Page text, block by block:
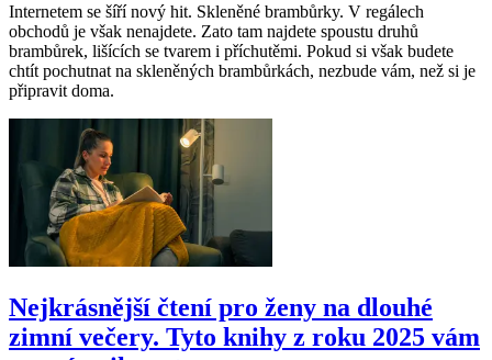
Internetem se šíří nový hit. Skleněné brambůrky. V regálech
obchodů je však nenajdete. Zato tam najdete spoustu druhů
brambůrek, lišících se tvarem i příchutěmi. Pokud si však budete
chtít pochutnat na skleněných brambůrkách, nezbude vám, než si je
připravit doma.
Nejkrásnější čtení pro ženy na dlouhé
zimní večery. Tyto knihy z roku 2025 vám